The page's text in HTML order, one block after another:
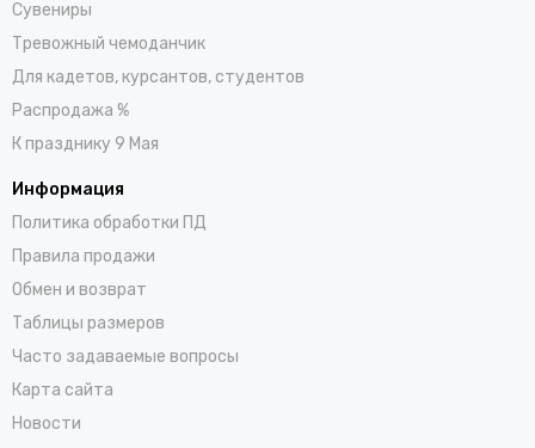
Сувениры
Тревожный чемоданчик
Для кадетов, курсантов, студентов
Распродажа %
К празднику 9 Мая
Информация
Политика обработки ПД
Правила продажи
Обмен и возврат
Таблицы размеров
Часто задаваемые вопросы
Карта сайта
Новости